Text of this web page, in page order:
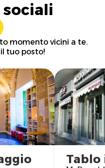
momento vicini a te.
tuo posto!
Tablo